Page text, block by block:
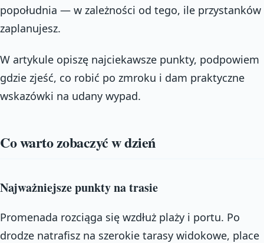
popołudnia — w zależności od tego, ile przystanków
zaplanujesz.
W artykule opiszę najciekawsze punkty, podpowiem
gdzie zjeść, co robić po zmroku i dam praktyczne
wskazówki na udany wypad.
Co warto zobaczyć w dzień
Najważniejsze punkty na trasie
Promenada rozciąga się wzdłuż plaży i portu. Po
drodze natrafisz na szerokie tarasy widokowe, place